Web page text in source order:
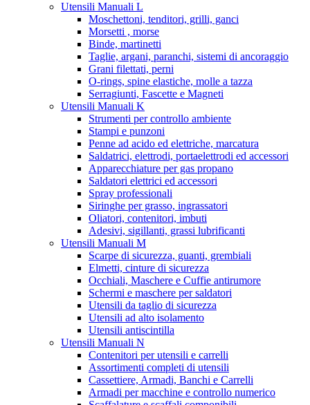
Utensili Manuali L
Moschettoni, tenditori, grilli, ganci
Morsetti , morse
Binde, martinetti
Taglie, argani, paranchi, sistemi di ancoraggio
Grani filettati, perni
O-rings, spine elastiche, molle a tazza
Serragiunti, Fascette e Magneti
Utensili Manuali K
Strumenti per controllo ambiente
Stampi e punzoni
Penne ad acido ed elettriche, marcatura
Saldatrici, elettrodi, portaelettrodi ed accessori
Apparecchiature per gas propano
Saldatori elettrici ed accessori
Spray professionali
Siringhe per grasso, ingrassatori
Oliatori, contenitori, imbuti
Adesivi, sigillanti, grassi lubrificanti
Utensili Manuali M
Scarpe di sicurezza, guanti, grembiali
Elmetti, cinture di sicurezza
Occhiali, Maschere e Cuffie antirumore
Schermi e maschere per saldatori
Utensili da taglio di sicurezza
Utensili ad alto isolamento
Utensili antiscintilla
Utensili Manuali N
Contenitori per utensili e carrelli
Assortimenti completi di utensili
Cassettiere, Armadi, Banchi e Carrelli
Armadi per macchine e controllo numerico